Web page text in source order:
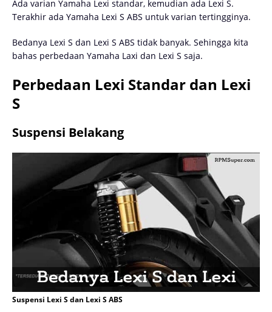
Ada varian Yamaha Lexi standar, kemudian ada Lexi S.
Terakhir ada Yamaha Lexi S ABS untuk varian tertingginya.
Bedanya Lexi S dan Lexi S ABS tidak banyak. Sehingga kita
bahas perbedaan Yamaha Laxi dan Lexi S saja.
Perbedaan Lexi Standar dan Lexi
S
Suspensi Belakang
Suspensi Lexi S dan Lexi S ABS